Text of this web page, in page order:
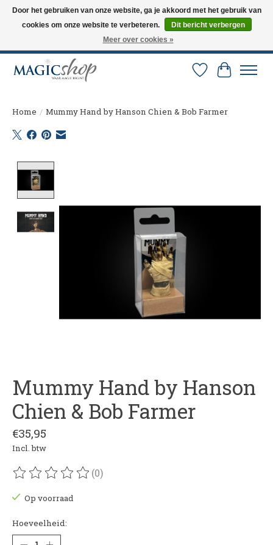
Altijd de nieuwste trucs op voorraad. Snelle verzending via PostNL en DHL.
Langskomen in onze winkel? Bel of mail om een afspraak te maken. 0251-
Verlanglijst
Home / Mummy Hand by Hanson Chien & Bob Farmer
Mummy Hand by Hanson
Chien & Bob Farmer
€35,95
Incl. btw
De beoordeling van dit product is
(0)
Op voorraad
Hoeveelheid:
Door het gebruiken van onze website, ga je akkoord met het gebruik van
cookies om onze website te verbeteren.
Dit bericht verbergen
Meer over cookies »